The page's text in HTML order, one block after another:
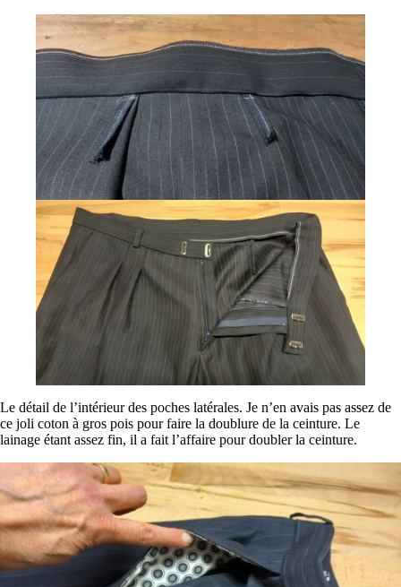
Le détail de l’intérieur des poches latérales. Je n’en avais pas assez de
ce joli coton à gros pois pour faire la doublure de la ceinture. Le
lainage étant assez fin, il a fait l’affaire pour doubler la ceinture.